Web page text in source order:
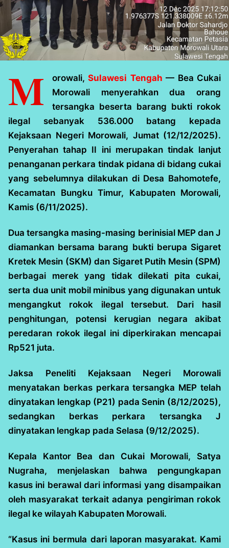
M orowali,Sulawesi Tengah — Bea Cukai
Morowali menyerahkan dua orang
tersangka beserta barang bukti rokok
ilegal sebanyak 536.000 batang kepada
Kejaksaan Negeri Morowali, Jumat (12/12/2025).
Penyerahan tahap II ini merupakan tindak lanjut
penanganan perkara tindak pidana di bidang cukai
yang sebelumnya dilakukan di Desa Bahomotefe,
Kecamatan Bungku Timur, Kabupaten Morowali,
Kamis (6/11/2025).
Dua tersangka masing-masing berinisial MEP dan J
diamankan bersama barang bukti berupa Sigaret
Kretek Mesin (SKM) dan Sigaret Putih Mesin (SPM)
berbagai merek yang tidak dilekati pita cukai,
serta dua unit mobil minibus yang digunakan untuk
mengangkut rokok ilegal tersebut. Dari hasil
penghitungan, potensi kerugian negara akibat
peredaran rokok ilegal ini diperkirakan mencapai
Rp521 juta.
Jaksa Peneliti Kejaksaan Negeri Morowali
menyatakan berkas perkara tersangka MEP telah
dinyatakan lengkap (P21) pada Senin (8/12/2025),
sedangkan berkas perkara tersangka J
dinyatakan lengkap pada Selasa (9/12/2025).
Kepala Kantor Bea dan Cukai Morowali, Satya
Nugraha, menjelaskan bahwa pengungkapan
kasus ini berawal dari informasi yang disampaikan
oleh masyarakat terkait adanya pengiriman rokok
ilegal ke wilayah Kabupaten Morowali.
“Kasus ini bermula dari laporan masyarakat. Kami